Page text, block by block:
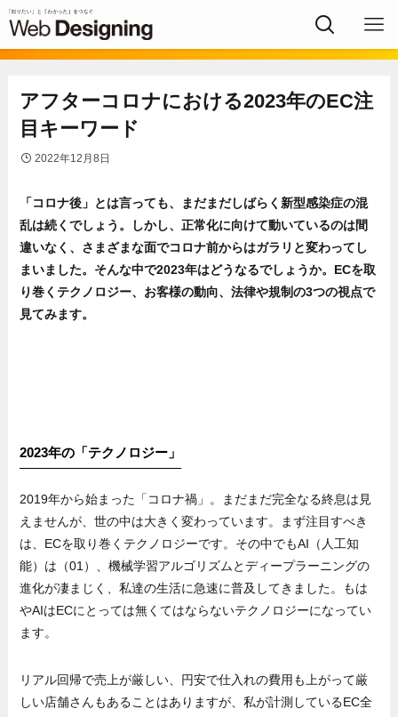
アフターコロナにおける2023年のEC注
目キーワード
2022年12月8日
「コロナ後」とは言っても、まだまだしばらく新型感染症の混
乱は続くでしょう。しかし、正常化に向けて動いているのは間
違いなく、さまざまな面でコロナ前からはガラリと変わってし
まいました。そんな中で2023年はどうなるでしょうか。ECを取
り巻くテクノロジー、お客様の動向、法律や規制の3つの視点で
見てみます。
2023年の「テクノロジー」
2019年から始まった「コロナ禍」。まだまだ完全なる終息は見
えませんが、世の中は大きく変わっています。まず注目すべき
は、ECを取り巻くテクノロジーです。その中でもAI（人工知
能）は（01）、機械学習アルゴリズムとディープラーニングの
進化が凄まじく、私達の生活に急速に普及してきました。もは
やAIはECにとっては無くてはならないテクノロジーになってい
ます。
リアル回帰で売上が厳しい、円安で仕入れの費用も上がって厳
しい店舗さんもあることはありますが、私が計測しているEC全